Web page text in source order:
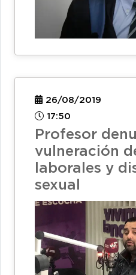
26/08/2019
17:50
Profesor
vulneración
laborales y
sexual